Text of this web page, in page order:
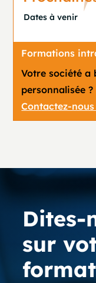
Dates à venir
Formations
Votre société a
personnalisée ?
Contactez-
Dites-
sur